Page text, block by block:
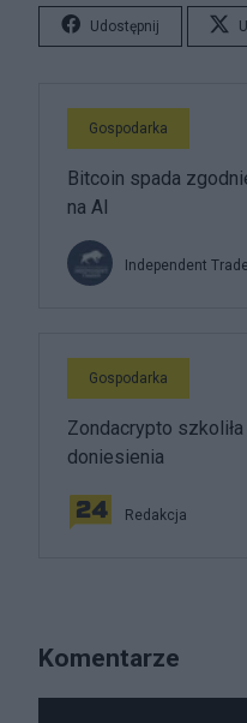
Udostępnij
Gospodarka
Bitcoin spada
na AI
Independent
Gospodarka
Zondacrypto
doniesienia
Redakcja
Komentarze